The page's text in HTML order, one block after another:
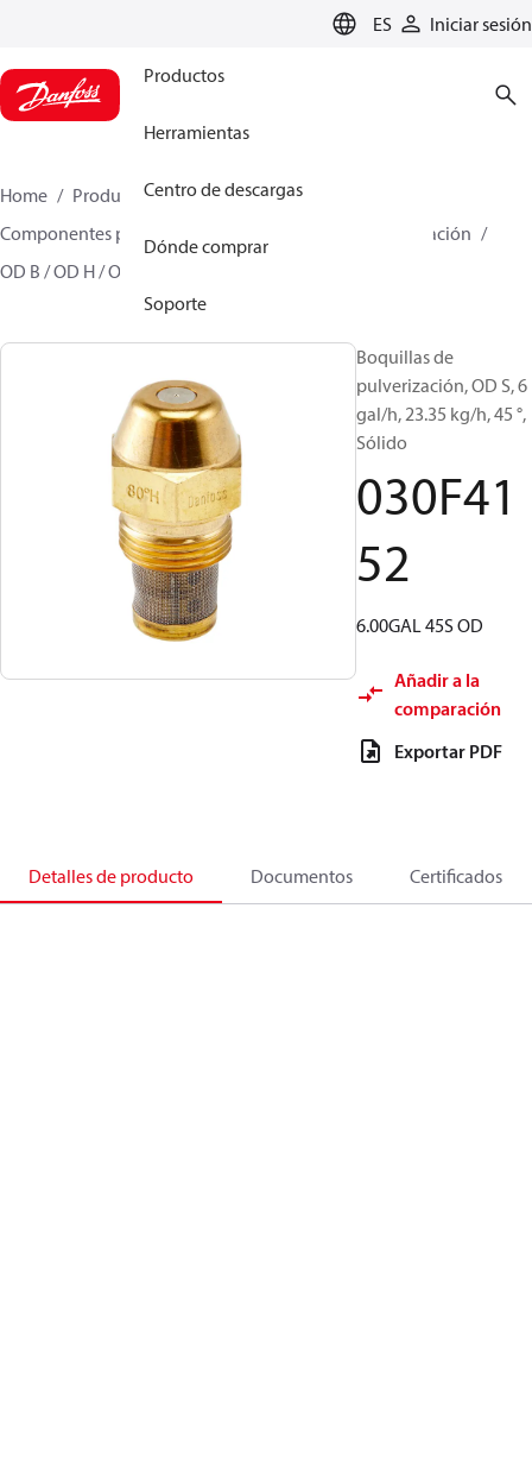
ES Iniciar sesión
Productos
Herramientas
Centro de descargas
Dónde comprar
Soporte
Home Productos
Climate Solutions for heating
Componentes para quemador
Boquillas de pulverización
OD B / OD H / OD S
Boquillas de
pulverización, OD S, 6
gal/h, 23.35 kg/h, 45 °,
Sólido
030F41
52
6.00GAL 45S OD
Añadir a la
comparación
Exportar PDF
Detalles de producto Documentos Certificados